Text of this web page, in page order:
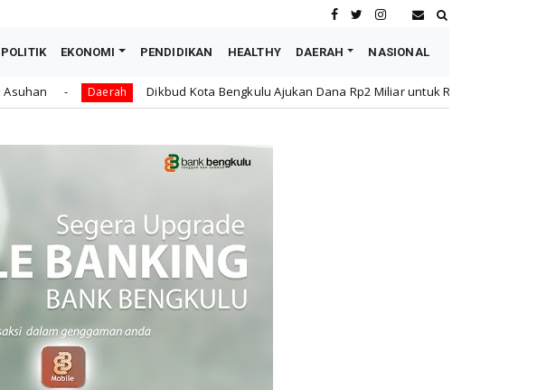
POLITIK EKONOMI PENDIDIKAN HEALTHY DAERAH NASIONAL
Dikbud Kota Bengkulu Ajukan Dana Rp2 Miliar untuk Rehabilitasi SMPN 19 Pascakebakaran